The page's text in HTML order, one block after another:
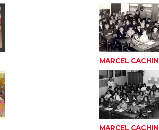
MARCEL CACHIN
MARCEL CACHIN